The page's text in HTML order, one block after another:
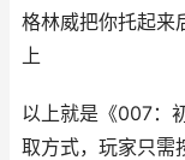
格林威把你托起来
上
以上就是《007：
取方式，玩家只需